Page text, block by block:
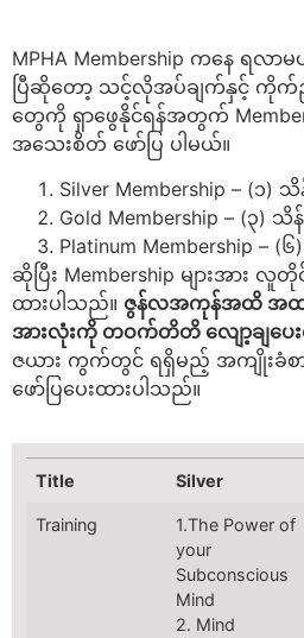
MPHA Membership ကနေ ရလ
ပြီဆိုတော့ သင့်လိုအပ်ချက်နှင့် ကိုက်
တွေကို ရှာဖွေနိုင်ရန်အတွက်
အသေးစိတ် ဖော်ပြ ပါမယ်။
Silver Membership – (၁)
Gold Membership – (၃) သိ
Platinum Membership – (
ဆိုပြီး Membership များအား လူ
ထားပါသည်။ ဇွန်လအကုန်အထိ အထက်ပ
အားလုံးကို တဝက်တိတိ လျော့ချပေး
ဇယား ကွက်တွင် ရရှိမည့် အကျိုးခံစာ
ဖော်ပြပေးထားပါသည်။
Title Silver
Training
1.The Power of
your
Subconscious
Mind
2. Mind